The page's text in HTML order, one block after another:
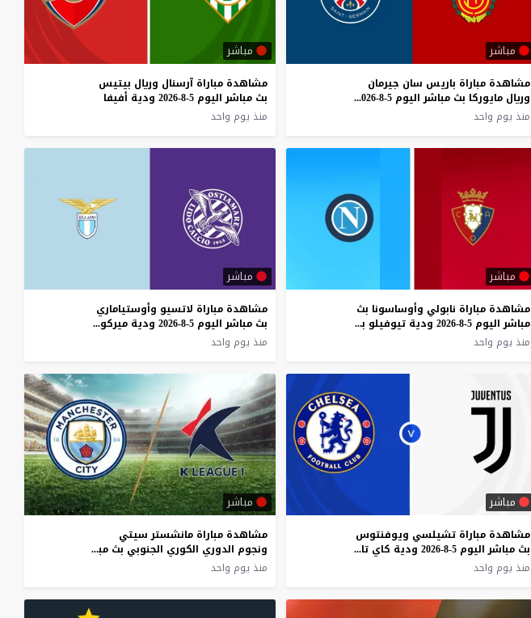
مباشر
مشاهدة مباراة باريس سان جيرمان
وريال مايوركا بث مباشر اليوم 5-8-2026 قمة سون مويكس
منذ يوم واحد
مباشر
مشاهدة مباراة آرسنال وريال بيتيس
بث مباشر اليوم 5-8-2026 ودية أفيفا
منذ يوم واحد
مباشر
مشاهدة مباراة نابولي وأوساسونا بث
مباشر اليوم 5-8-2026 ودية تيوفيلو باتيني
منذ يوم واحد
مباشر
مشاهدة مباراة لاتسيو وأوستياماري
بث مباشر اليوم 5-8-2026 ودية ميركو فيرسيني
منذ يوم واحد
مباشر
مشاهدة مباراة تشيلسي ويوفنتوس
بث مباشر اليوم 5-8-2026 ودية كاي تاك الرياضي
منذ يوم واحد
مباشر
مشاهدة مباراة مانشستر سيتي
ونجوم الدوري الكوري الجنوبي بث مباشر اليوم 5-8-2026 ودية السيتيزن على ملعب كأس العالم في سيول
منذ يوم واحد